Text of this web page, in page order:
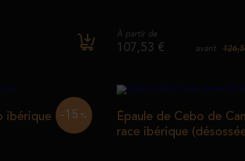
À partir de
107,53 € avant
ibérique 50%
-15 %
Épaule de Cebo de
race ibérique